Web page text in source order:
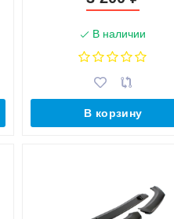
В наличии
В корзину